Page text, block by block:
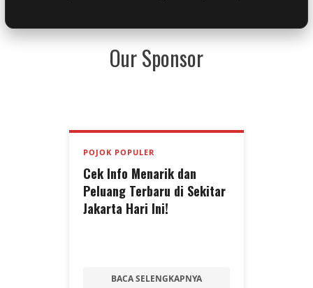
Our Sponsor
POJOK POPULER
Cek Info Menarik dan
Peluang Terbaru di Sekitar
Jakarta Hari Ini!
BACA SELENGKAPNYA